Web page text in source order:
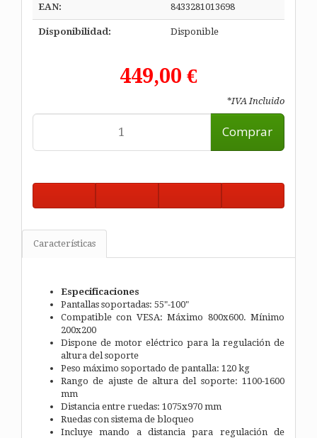
EAN: 8433281013698
Disponibilidad: Disponible
449,00 €
*IVA Incluido
Comprar
Características
Especificaciones
Pantallas soportadas: 55"-100"
Compatible con VESA: Máximo 800x600. Mínimo
200x200
Dispone de motor eléctrico para la regulación de
altura del soporte
Peso máximo soportado de pantalla: 120 kg
Rango de ajuste de altura del soporte: 1100-1600
mm
Distancia entre ruedas: 1075x970 mm
Ruedas con sistema de bloqueo
Incluye mando a distancia para regulación de